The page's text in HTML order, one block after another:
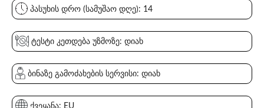
პასუხის დრო (სამუშაო დღე): 14
ტესტი კეთდება უზმოზე: დიახ
ბინაზე გამოძახების სერვისი: დიახ